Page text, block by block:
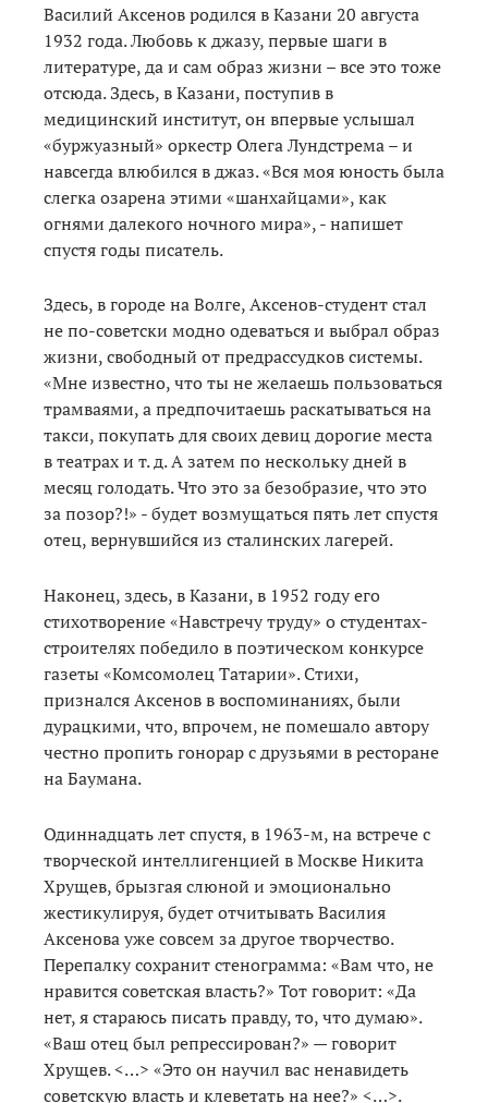
Василий Аксенов родился в Казани 20 августа
1932 года. Любовь к джазу, первые шаги в
литературе, да и сам образ жизни – все это тоже
отсюда. Здесь, в Казани, поступив в
медицинский институт, он впервые услышал
«буржуазный» оркестр Олега Лундстрема – и
навсегда влюбился в джаз. «Вся моя юность была
слегка озарена этими «шанхайцами», как
огнями далекого ночного мира», - напишет
спустя годы писатель.
Здесь, в городе на Волге, Аксенов-студент стал
не по-советски модно одеваться и выбрал образ
жизни, свободный от предрассудков системы.
«Мне известно, что ты не желаешь пользоваться
трамваями, а предпочитаешь раскатываться на
такси, покупать для своих девиц дорогие места
в театрах и т. д. А затем по нескольку дней в
месяц голодать. Что это за безобразие, что это
за позор?!» - будет возмущаться пять лет спустя
отец, вернувшийся из сталинских лагерей.
Наконец, здесь, в Казани, в 1952 году его
стихотворение «Навстречу труду» о студентах-
строителях победило в поэтическом конкурсе
газеты «Комсомолец Татарии». Стихи,
признался Аксенов в воспоминаниях, были
дурацкими, что, впрочем, не помешало автору
честно пропить гонорар с друзьями в ресторане
на Баумана.
Одиннадцать лет спустя, в 1963-м, на встрече с
творческой интеллигенцией в Москве Никита
Хрущев, брызгая слюной и эмоционально
жестикулируя, будет отчитывать Василия
Аксенова уже совсем за другое творчество.
Перепалку сохранит стенограмма: «Вам что, не
нравится советская власть?» Тот говорит: «Да
нет, я стараюсь писать правду, то, что думаю».
«Ваш отец был репрессирован?» — говорит
Хрущев. <…> «Это он научил вас ненавидеть
советскую власть и клеветать на нее?» <…>.